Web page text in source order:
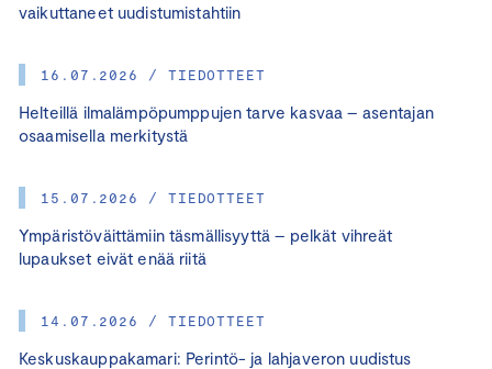
vaikuttaneet uudistumistahtiin
16.07.2026 / TIEDOTTEET
Helteillä ilmalämpöpumppujen tarve kasvaa – asentajan
osaamisella merkitystä
15.07.2026 / TIEDOTTEET
Ympäristöväittämiin täsmällisyyttä – pelkät vihreät
lupaukset eivät enää riitä
14.07.2026 / TIEDOTTEET
Keskuskauppakamari: Perintö- ja lahjaveron uudistus